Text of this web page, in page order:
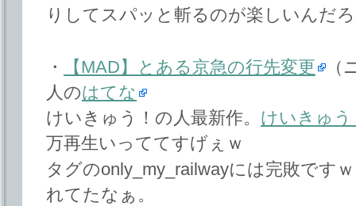
りしてスパッと斬るのが楽しいんだ
・ 【MAD】とある京急の行先変更
人のはてな
けいきゅう！の人最新作。 けいきゅう
万再生いっててすげぇｗ
タグのonly_my_railwayには完敗です
れてたなぁ。